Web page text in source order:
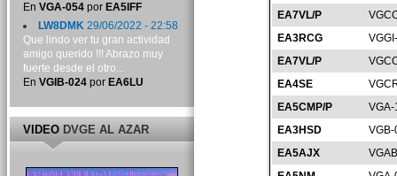
EA7VL/P
EA3RCG
EA7VL/P
EA4SE
EA5CMP/P
EA3HSD
EA5AJX
En VGA-054por EA5IFF
LW8DMK29/06/2022 - 22:58
Que lindo ver tu gran actividad
amigo querido !!! Abrazo muy
fuerte desde el otro...
En VGIB-024por EA6LU
VIDEODVGE AL AZAR